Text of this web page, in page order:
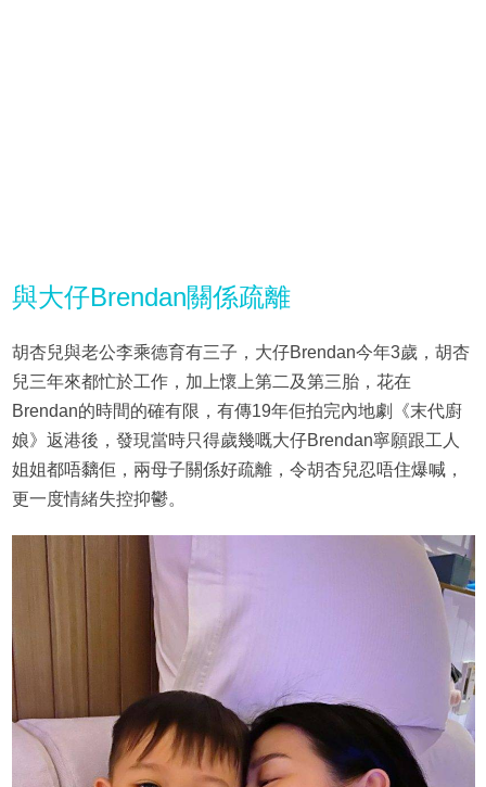
與大仔Brendan關係疏離
胡杏兒與老公李乘德育有三子，大仔Brendan今年3歲，胡杏
兒三年來都忙於工作，加上懷上第二及第三胎，花在
Brendan的時間的確有限，有傳19年佢拍完內地劇《末代廚
娘》返港後，發現當時只得歲幾嘅大仔Brendan寧願跟工人
姐姐都唔黐佢，兩母子關係好疏離，令胡杏兒忍唔住爆喊，
更一度情緒失控抑鬱。